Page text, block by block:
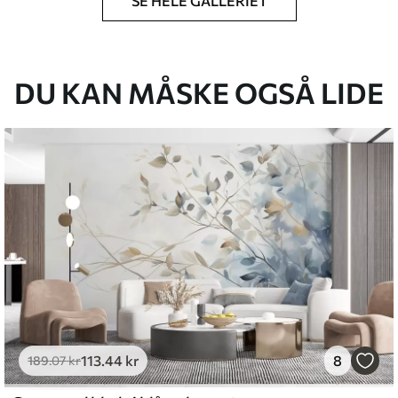
du har angivet, og skæres i identiske
.33269.00kr /m²
and Stick
.67400.00kr/m²
DU KAN MÅSKE OGSÅ LIDE
189.07kr113 .44 kr 8